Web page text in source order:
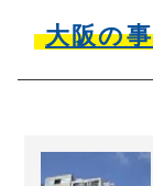
大阪の